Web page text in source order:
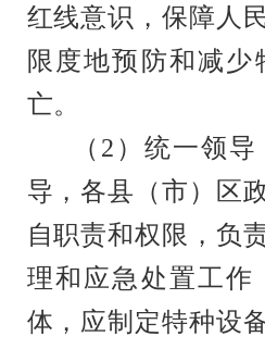
红线意识，保障人
限度地预防和减
亡。
（ 2 ）统一领
导，各县（市）区
自职责和权限，负
理和应急处置工作
体，应制定特种设